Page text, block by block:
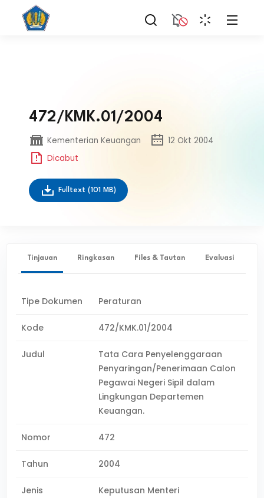
472/KMK.01/2004
Kementerian Keuangan
12 Okt 2004
Dicabut
Fulltext (101 MB)
Tinjauan Ringkasan Files & Tautan Evaluasi
Tipe Dokumen Peraturan
Kode 472/KMK.01/2004
Judul
Tata Cara Penyelenggaraan
Penyaringan/Penerimaan Calon
Pegawai Negeri Sipil dalam
Lingkungan Departemen
Keuangan.
Nomor 472
Tahun 2004
Jenis
Keputusan Menteri